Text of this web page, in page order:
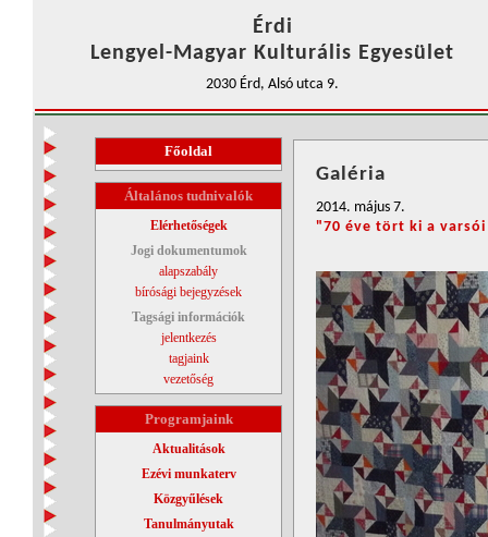
Érdi
Lengyel-Magyar Kulturális Egyesület
2030 Érd, Alsó utca 9.
Főoldal
Általános tudnivalók
Elérhetőségek
Jogi dokumentumok
alapszabály
bírósági bejegyzések
Tagsági információk
jelentkezés
tagjaink
vezetőség
Programjaink
Aktualitások
Ezévi munkaterv
Közgyűlések
Tanulmányutak
Galéria
2014. május 7.
"70 éve tört ki a varsói